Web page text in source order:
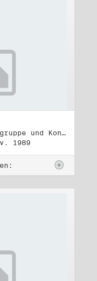
Titel: Koordinierungsgruppe und Kontakttelefongruppe
1989